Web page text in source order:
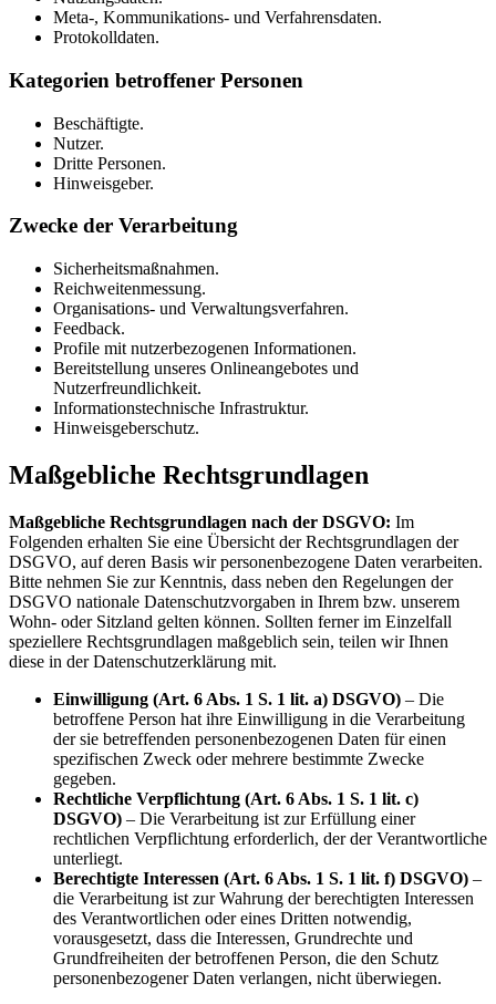
Meta-, Kommunikations- und Verfahrensdaten.
Protokolldaten.
Kategorien betroffener Personen
Beschäftigte.
Nutzer.
Dritte Personen.
Hinweisgeber.
Zwecke der Verarbeitung
Sicherheitsmaßnahmen.
Reichweitenmessung.
Organisations- und Verwaltungsverfahren.
Feedback.
Profile mit nutzerbezogenen Informationen.
Bereitstellung unseres Onlineangebotes und
Nutzerfreundlichkeit.
Informationstechnische Infrastruktur.
Hinweisgeberschutz.
Maßgebliche Rechtsgrundlagen
Maßgebliche Rechtsgrundlagen nach der DSGVO: Im
Folgenden erhalten Sie eine Übersicht der Rechtsgrundlagen der
DSGVO, auf deren Basis wir personenbezogene Daten verarbeiten.
Bitte nehmen Sie zur Kenntnis, dass neben den Regelungen der
DSGVO nationale Datenschutzvorgaben in Ihrem bzw. unserem
Wohn- oder Sitzland gelten können. Sollten ferner im Einzelfall
speziellere Rechtsgrundlagen maßgeblich sein, teilen wir Ihnen
diese in der Datenschutzerklärung mit.
Einwilligung (Art. 6 Abs. 1 S. 1 lit. a) DSGVO) – Die
betroffene Person hat ihre Einwilligung in die Verarbeitung
der sie betreffenden personenbezogenen Daten für einen
spezifischen Zweck oder mehrere bestimmte Zwecke
gegeben.
Rechtliche Verpflichtung (Art. 6 Abs. 1 S. 1 lit. c)
DSGVO) – Die Verarbeitung ist zur Erfüllung einer
rechtlichen Verpflichtung erforderlich, der der Verantwortliche
unterliegt.
Berechtigte Interessen (Art. 6 Abs. 1 S. 1 lit. f) DSGVO) –
die Verarbeitung ist zur Wahrung der berechtigten Interessen
des Verantwortlichen oder eines Dritten notwendig,
vorausgesetzt, dass die Interessen, Grundrechte und
Grundfreiheiten der betroffenen Person, die den Schutz
personenbezogener Daten verlangen, nicht überwiegen.